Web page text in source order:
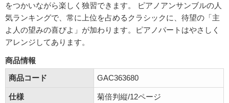
をつかいながら楽しく独習できます。 ピアノアンサンブルの人
気ランキングで、常に上位を占めるクラシックに、待望の「主
よ人の望みの喜びよ」が加わります。ピアノパートはやさしく
アレンジしてあります。
商品情報
商品コード
GAC363680
仕様 菊倍判縦/12ページ